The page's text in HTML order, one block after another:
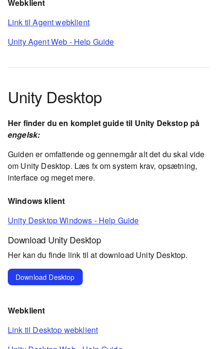
Webklient
Link til Agent webklient
Unity Agent Web - Help Guide
Unity Desktop
Her finder du en komplet guide til Unity Dekstop på
engelsk:
Guiden er omfattende og gennemgår alt det du skal vide
om Unity Desktop. Læs fx om system krav, opsætning,
interface og meget mere.
Windows klient
Unity Desktop Windows - Help Guide
Download Unity Desktop
Her kan du finde link til at download Unity Desktop.
Download Desktop
Webklient
Link til Desktop webklient